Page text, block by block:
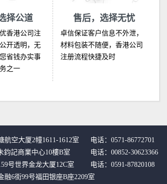
择公道
香港公司注
开透明，无
省钱办实事
之一
售后，选择无忧
卓信保证客户信息不外泄，
材料包装不随便，香港公司
注册流程快捷及时
空大厦2幢1611-1612室
电话：0571-86772701
鈞記商業中心10樓B室
电话：00852-30623366
号世界金龙大厦12C室
电话：0591-87820108
6街99号福田银座B座2209室